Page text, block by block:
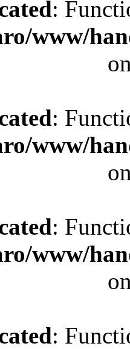
:
www/
:
www/
:
www/
: